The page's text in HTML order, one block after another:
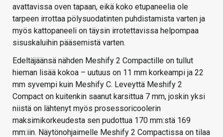
avattavissa oven tapaan, eikä koko etupaneelia ole
tarpeen irrottaa pölysuodatinten puhdistamista varten ja
myös kattopaneeli on täysin irrotettavissa helpompaa
sisuskaluihin pääsemistä varten.
Edeltäjäänsä nähden Meshify 2 Compactille on tullut
hieman lisää kokoa – uutuus on 11 mm korkeampi ja 22
mm syvempi kuin Meshify C. Leveyttä Meshify 2
Compact on kuitenkin saanut karsittua 7 mm, joskin yksi
niistä on lähtenyt myös prosessoricoolerin
maksimikorkeudesta sen pudottua 170 mm:stä 169
mm:iin. Näytönohjaimelle Meshify 2 Compactissa on tilaa